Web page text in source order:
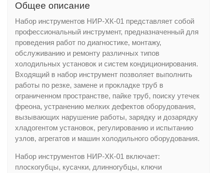
Общее описание
Набор инструментов НИР-ХК-01 представляет собой
профессиональный инструмент, предназначенный для
проведения работ по диагностике, монтажу,
обслуживанию и ремонту различных типов
холодильных установок и систем кондиционирования.
Входящий в набор инструмент позволяет выполнить
работы по резке, замене и прокладке труб в
ограниченном пространстве, пайке труб, поиску утечек
фреона, устранению мелких дефектов оборудования,
вызывающих нарушение работы, зарядку и дозарядку
хладогентом установок, регулированию и испытанию
узлов, агрегатов и машин холодильного оборудования.
Набор инструментов НИР-ХК-01 включает:
плоскогубцы, кусачки, длинногубцы, ключи